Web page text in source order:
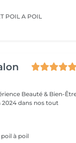
POIL A POIL
2024 dans nos tout
à poil